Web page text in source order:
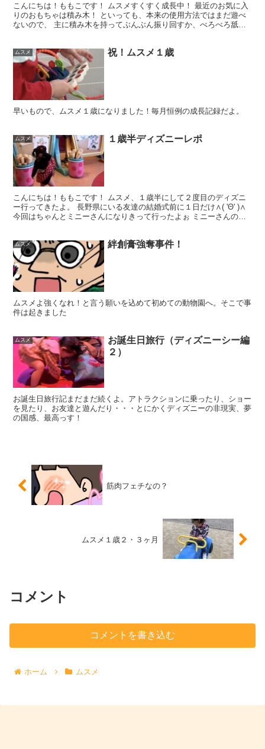
こんにちは！ももこです！ ムスメすくすく成長中！ 最近のお気に入
りのおもちゃは積み木！ といっても、本来の使用方法ではまだ遊べ
ないので、 主に積み木を持ってぶんぶん振り回すか、べろべろ舐め
ムスメ 祝！ムスメ１歳
早いもので、ムスメ１歳になりました！毎月恒例の成長記録だよ。
ムスメ １歳半ディズニーレポ
こんにちは！ももこです！ ムスメ、１歳半にして２度目のディズニ
ー行ってきたよ。 長野県にいる友達の結婚式前に１日だけ∧( 'Θ' )∧
今回はちゃんとミニーさんになりきって行ったよぉ ミニーさんの仕
ムスメ 絆創膏強奪事件！
ムスメよ強くなれ！と言う願いを込めて初めての動物園へ。そこで事
件は起きました
ムスメ
お誕生日旅行（ディズニーシー編
２）
お誕生日旅行記まだまだ続くよ。アトラクションに乗ったり、ショー
を見たり、お友達と遊んだり・・・とにかくディズニーの非現実、夢
の国感、最高っす！
筋肉フェチなの？
ムスメ１歳２・３ヶ月
コメント
コメントを書き込む
ホーム ムスメ